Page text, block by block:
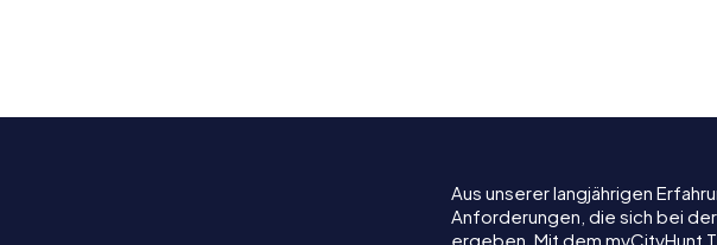
Aus unserer langjährigen
Anforderungen, die sich bei
ergeben. Mit dem myCityHunt